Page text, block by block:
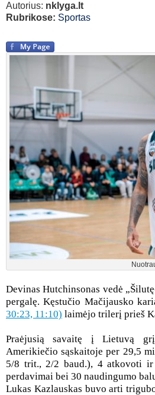
Autorius: nklyga.lt
Rubrikose: Sportas
Devinas Hutchinsonas vedė
pergalę. Kęstučio Mačijausko
30:23, 11:10) laimėjo trilerį prieš
Praėjusią savaitę į Lietuvą
Amerikiečio sąskaitoje per 29,5
5/8 trit., 2/2 baud.), 4 atkovoti
perdavimai bei 30 naudingumo
Lukas Kazlauskas buvo arti